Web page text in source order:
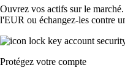
Ouvrez vos actifs sur le
l'EUR ou échangez-les contre
Protégez votre compte